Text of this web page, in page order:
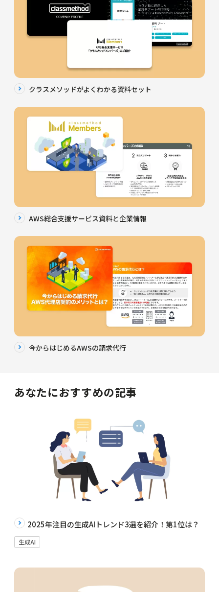
クラスメソッドがよくわかる資料セット
AWS総合支援サービス資料と企業情報
今からはじめるAWSの請求代行
あなたにおすすめの記事
2025年注目の生成AIトレンド3選を紹介！第1位は？
生成AI